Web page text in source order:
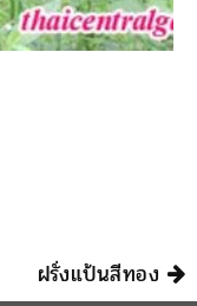
ฝรั่งแป้นสีทอง